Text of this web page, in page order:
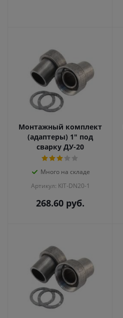
Монтажный комплект
(адаптеры) 1" под
сварку ДУ-20
Много на складе
Артикул: KIT-DN20-1
268.60 руб.